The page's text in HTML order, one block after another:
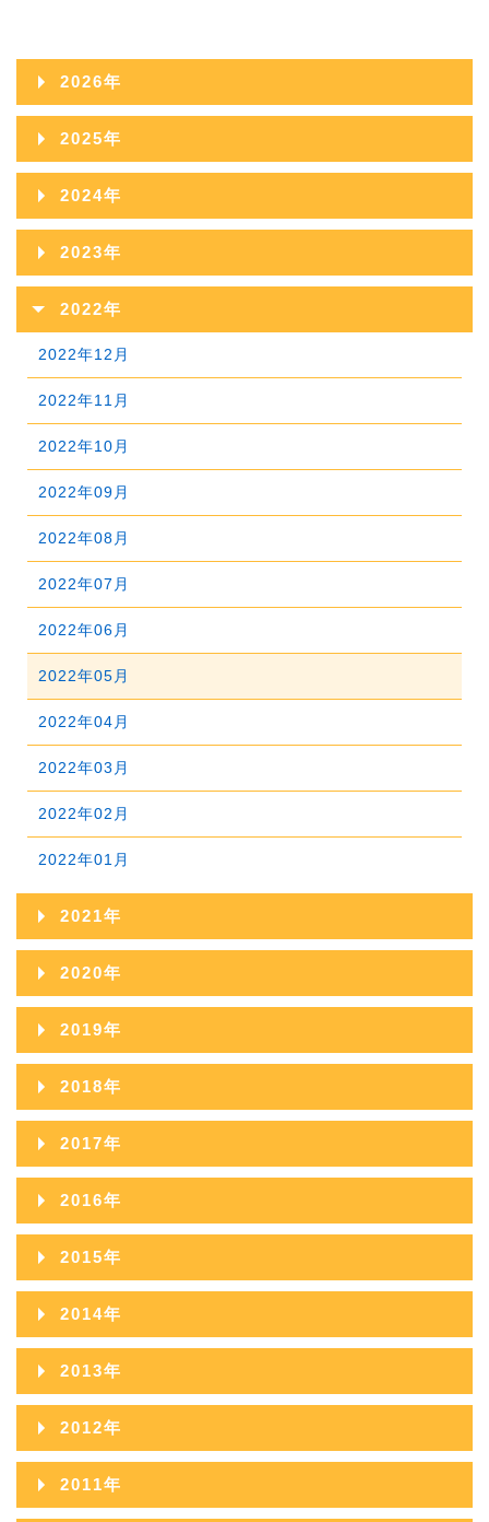
2026年
2026年08月
2026年07月
2026年06月
2026年05月
2026年04月
2026年03月
2026年02月
2026年01月
2025年
2025年12月
2025年11月
2025年10月
2025年09月
2025年08月
2025年07月
2025年06月
2025年05月
2025年04月
2025年03月
2025年02月
2025年01月
2024年
2024年12月
2024年11月
2024年10月
2024年09月
2024年08月
2024年07月
2024年06月
2024年05月
2024年04月
2024年03月
2024年02月
2024年01月
2023年
2023年12月
2022年
2022年12月
2022年11月
2022年10月
2022年09月
2022年08月
2022年07月
2022年06月
2022年05月
2022年04月
2022年03月
2022年02月
2022年01月
2021年
2021年12月
2021年11月
2021年10月
2021年09月
2021年08月
2021年07月
2021年06月
2021年05月
2021年03月
2021年02月
2021年01月
2020年
2020年12月
2020年11月
2020年10月
2020年09月
2020年08月
2020年07月
2020年06月
2020年05月
2020年03月
2020年02月
2019年
2019年12月
2019年11月
2019年10月
2019年09月
2019年08月
2019年07月
2019年06月
2019年05月
2019年03月
2018年
2018年12月
2018年11月
2018年10月
2018年09月
2018年08月
2018年07月
2018年06月
2018年05月
2017年
2017年12月
2017年11月
2017年10月
2017年09月
2017年08月
2017年07月
2017年06月
2017年05月
2016年
2016年12月
2016年11月
2016年10月
2016年09月
2016年08月
2016年07月
2015年
2015年12月
2015年11月
2015年10月
2015年09月
2015年08月
2014年
2014年12月
2014年11月
2014年10月
2014年09月
2013年
2013年12月
2013年11月
2013年10月
2012年
2012年12月
2011年